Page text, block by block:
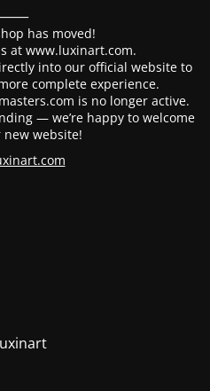
has moved!
at www.luxinart.com.
into our official website to
complete experience.
is no longer active.
— we’re happy to welcome
website!